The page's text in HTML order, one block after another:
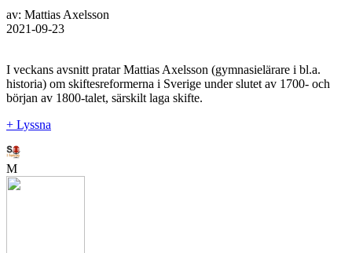
av: Mattias Axelsson
2021-09-23
I veckans avsnitt pratar Mattias Axelsson (gymnasielärare i bl.a.
historia) om skiftesreformerna i Sverige under slutet av 1700- och
början av 1800-talet, särskilt laga skifte.
+ Lyssna
M